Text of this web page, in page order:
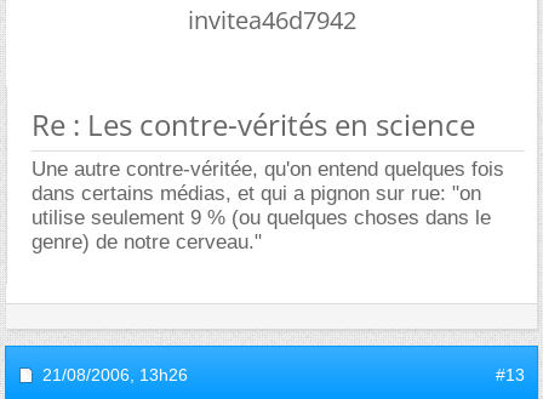
invitea46d7942
Re : Les contre-vérités en science
Une autre contre-véritée, qu'on entend quelques fois
dans certains médias, et qui a pignon sur rue: "on
utilise seulement 9 % (ou quelques choses dans le
genre) de notre cerveau."
21/08/2006, 13h26 #13